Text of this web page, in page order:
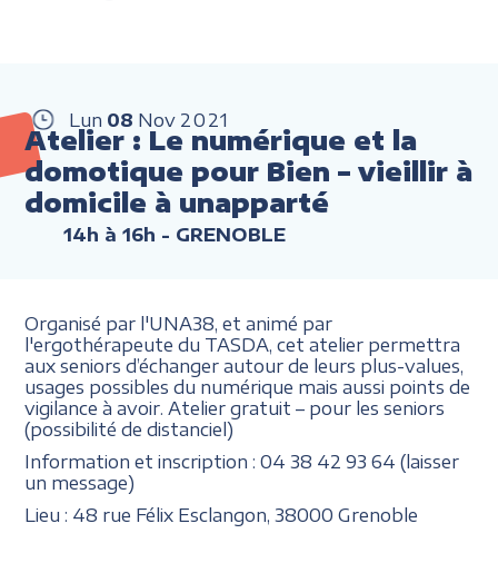
Lun 08 Nov 2021
Atelier : Le numérique et la
domotique pour Bien – vieillir à
domicile à unapparté
14h à 16h - GRENOBLE
Organisé par l'UNA38, et animé par
l'ergothérapeute du TASDA, cet atelier permettra
aux seniors d’échanger autour de leurs plus-values,
usages possibles du numérique mais aussi points de
vigilance à avoir. Atelier gratuit – pour les seniors
(possibilité de distanciel)
Information et inscription : 04 38 42 93 64 (laisser
un message)
Lieu : 48 rue Félix Esclangon, 38000 Grenoble